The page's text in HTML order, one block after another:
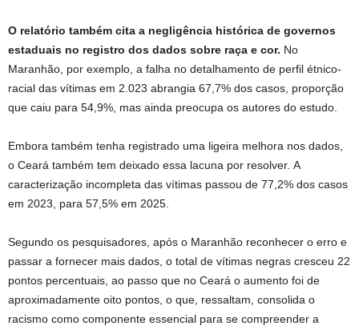
O relatório também cita a negligência histórica de governos
estaduais no registro dos dados sobre raça e cor. No
Maranhão, por exemplo, a falha no detalhamento de perfil étnico-
racial das vítimas em 2.023 abrangia 67,7% dos casos, proporção
que caiu para 54,9%, mas ainda preocupa os autores do estudo.
Embora também tenha registrado uma ligeira melhora nos dados,
o Ceará também tem deixado essa lacuna por resolver. A
caracterização incompleta das vítimas passou de 77,2% dos casos
em 2023, para 57,5% em 2025.
Segundo os pesquisadores, após o Maranhão reconhecer o erro e
passar a fornecer mais dados, o total de vítimas negras cresceu 22
pontos percentuais, ao passo que no Ceará o aumento foi de
aproximadamente oito pontos, o que, ressaltam, consolida o
racismo como componente essencial para se compreender a